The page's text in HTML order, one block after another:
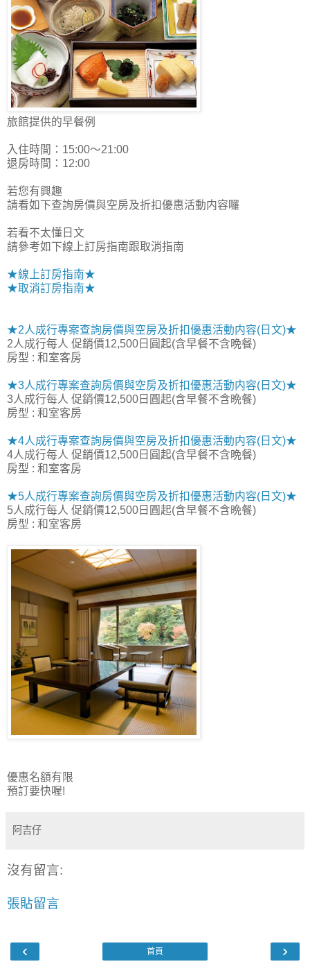
旅館提供的早餐例
入住時間：15:00～21:00
退房時間：12:00
若您有興趣
請看如下查詢房價與空房及折扣優惠活動内容囉
若看不太懂日文
請參考如下線上訂房指南跟取消指南
★線上訂房指南★
★取消訂房指南★
★2人成行專案查詢房價與空房及折扣優惠活動内容(日文)★
2人成行每人 促銷價12,500日圓起(含早餐不含晩餐)
房型 : 和室客房
★3人成行專案查詢房價與空房及折扣優惠活動内容(日文)★
3人成行每人 促銷價12,500日圓起(含早餐不含晩餐)
房型 : 和室客房
★4人成行專案查詢房價與空房及折扣優惠活動内容(日文)★
4人成行每人 促銷價12,500日圓起(含早餐不含晩餐)
房型 : 和室客房
★5人成行專案查詢房價與空房及折扣優惠活動内容(日文)★
5人成行每人 促銷價12,500日圓起(含早餐不含晩餐)
房型 : 和室客房
優惠名額有限
預訂要快喔!
阿吉仔
沒有留言:
張貼留言
‹ ›
首頁